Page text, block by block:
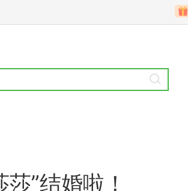
”结婚啦！